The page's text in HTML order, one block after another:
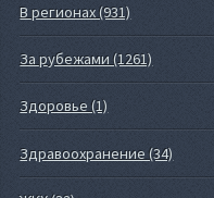
В регионах (931)
За рубежами (1261)
Здоровье (1)
Здравоохранение (34)